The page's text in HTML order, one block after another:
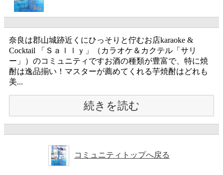
奈良は郡山城跡近くにひっそりと佇むお店karaoke &
Cocktail 「Ｓａｌｌｙ」（カラオケ＆カクテル「サリ
ー」）のコミュニティですお酒の種類が豊富で、特に焼
酎は逸品揃い！マスターが薦めてくれる芋焼酎はどれも
美...
続きを読む
コミュニティトップへ戻る